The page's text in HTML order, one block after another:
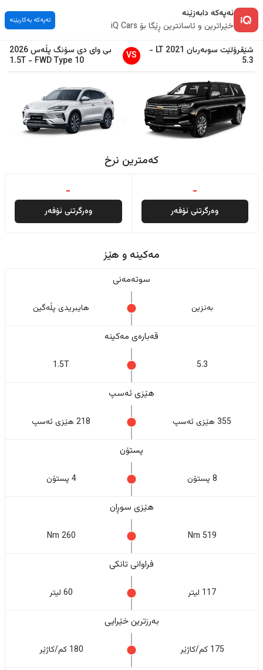
ئەپەکە دابەزێنە
خێراترین و ئاسانترین ڕێگا بۆ iQ Cars
ئەپەکە بەکاربێنە
شێڤرۆلێت سوبەربان 2021
LT
-
5.3
VS بی وای دی سۆنگ پڵەس2026
FWD Type 10
-
1.5T
کەمترین نرخ
-
وەرگرتنی ئۆفەر
-
وەرگرتنی ئۆفەر
مەکینە و هێز
سوتەمەنی
بەنزین هایبریدی پڵەگین
قەبارەی مەکینە
5.3
1.5T
هێزی ئەسپ
355 هێزی ئەسپ 218 هێزی ئەسپ
پستۆن
8 پستۆن 4 پستۆن
هێزی سوڕان
519 Nm
260 Nm
فراوانی تانکی
117 لیتر 60 لیتر
بەرزترین خێرایی
175 کم/کاژێر 180 کم/کاژێر